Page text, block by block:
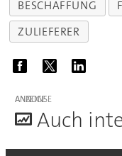
BESCHAFFUNG
ZULIEFERER
ANZEIGE
Auch